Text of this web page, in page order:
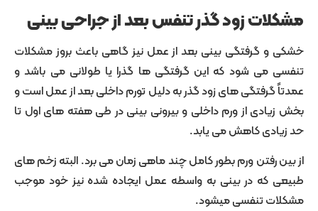
زود گذر تنفس بعد از جراحی بینی
گرفتگی بینی بعد از عمل نیز گاهی باعث بروز مشکلات
شود که این گرفتگی ها گذرا یا طولانی می باشد و
های زود گذر به دلیل تورم داخلی بعد از عمل است و
از ورم داخلی و بیرونی بینی در طی هفته های اول تا
کاهش می یابد.
ورم بطور کامل چند ماهی زمان می برد. البته زخم های
در بینی به واسطه عمل ایجاده شده نیز خود موجب
تنفسی میشود.